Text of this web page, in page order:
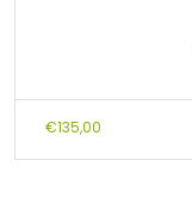
€135,00